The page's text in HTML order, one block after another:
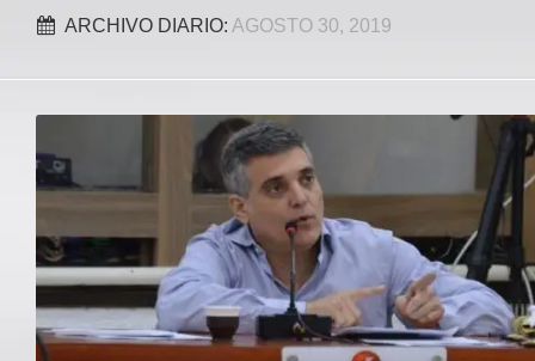
SECCIONES
Politica
Local
Deportes
JUDICIAL
ÁREA METROPOLITANA
REGIONAL
DEPARTAMENTAL
Internacional
ARCHIVO DIARIO: AGOSTO 30, 2019